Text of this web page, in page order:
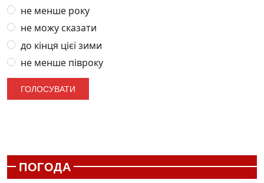
не менше року
не можу сказати
до кінця цієї зими
не менше півроку
ПОГОДА